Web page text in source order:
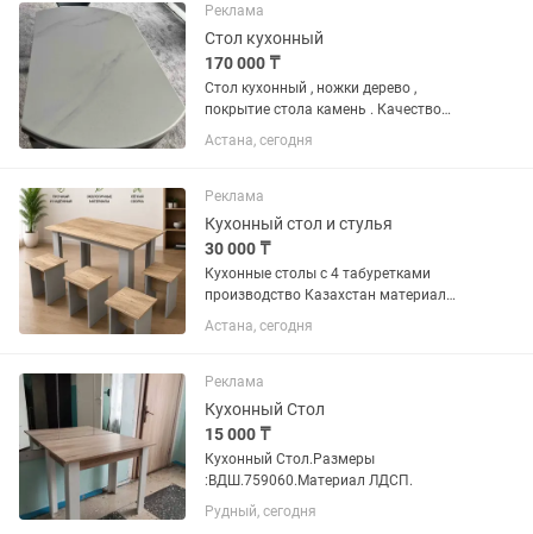
Поторопитесь не большое количество.
Цена стол...
Реклама
Стол кухонный
170 000 ₸
Стол кухонный , ножки дерево ,
покрытие стола камень . Качество
шикарное . Вместимость гостей 10
человек . Стулья очень удобные ,
170 000 стол , стулья 28000 ....
Астана, сегодня
Реклама
Кухонный стол и стулья
30 000 ₸
Кухонные столы с 4 табуретками
производство Казахстан материал
ЛДСП есть другие расцветки. По
городу Астана доставка до подъезда
Астана, сегодня
Реклама
Кухонный Стол
15 000 ₸
Кухонный Стол.Размеры
:ВДШ.759060.Материал ЛДСП.
Рудный, сегодня